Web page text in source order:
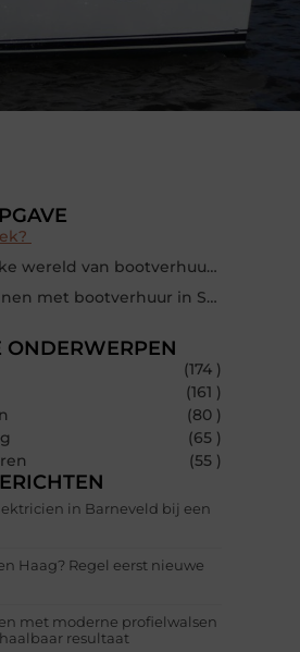
De vriendelijke wereld van bootverhuur in Sneek
Hoe te beginnen met bootverhuur in Sneek
ONDERWERPEN
(174 )
(161 )
(80 )
(65 )
(55 )
in Barneveld bij een
Haag? Regel eerst nieuwe
met moderne profielwalsen
resultaat